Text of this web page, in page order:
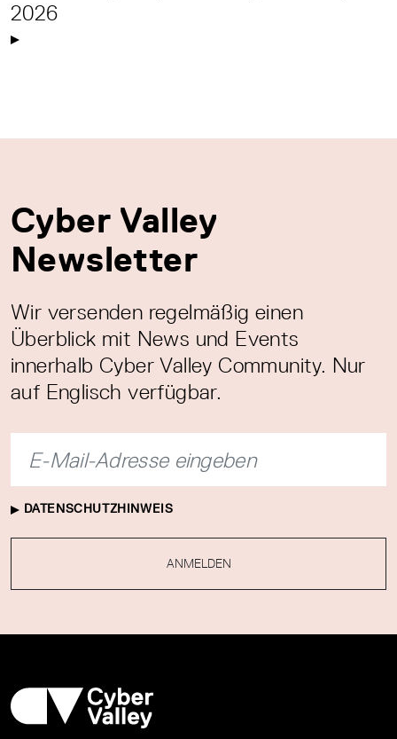
2026
Cyber Valley
Newsletter
Wir versenden regelmäßig einen
Überblick mit News und Events
innerhalb Cyber Valley Community. Nur
auf Englisch verfügbar.
DATENSCHUTZHINWEIS
ANMELDEN